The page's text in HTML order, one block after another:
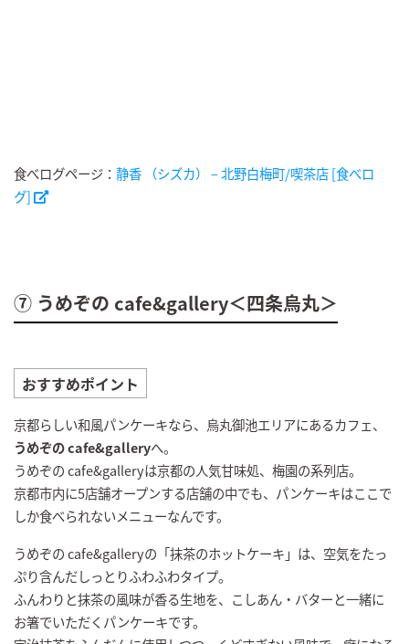
食べログページ： 静香 （シズカ） – 北野白梅町/喫茶店 [食べロ
グ]
⑦ うめぞの cafe&gallery＜四条烏丸＞
おすすめポイント
京都らしい和風パンケーキなら、烏丸御池エリアにあるカフェ、
うめぞの cafe&galleryへ。
うめぞの cafe&galleryは京都の人気甘味処、梅園の系列店。
京都市内に5店舗オープンする店舗の中でも、パンケーキはここで
しか食べられないメニューなんです。
うめぞの cafe&galleryの「抹茶のホットケーキ」は、空気をたっ
ぷり含んだしっとりふわふわタイプ。
ふんわりと抹茶の風味が香る生地を、こしあん・バターと一緒に
お箸でいただくパンケーキです。